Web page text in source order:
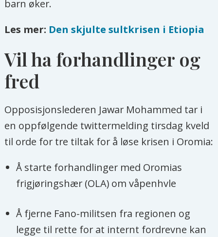
barn øker.
Les mer: Den skjulte sultkrisen i Etiopia
Vil ha forhandlinger og
fred
Opposisjonslederen Jawar Mohammed tar i
en oppfølgende twittermelding tirsdag kveld
til orde for tre tiltak for å løse krisen i Oromia:
Å starte forhandlinger med Oromias
frigjøringshær (OLA) om våpenhvle
Å fjerne Fano-militsen fra regionen og
legge til rette for at internt fordrevne kan